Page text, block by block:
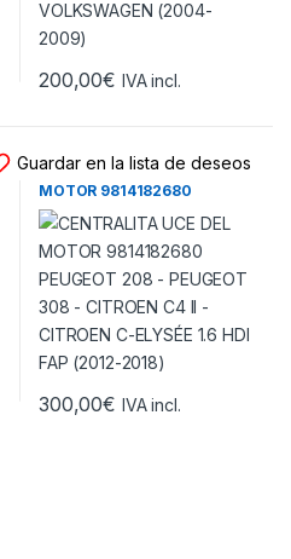
200,00€ IVA incl.
Guardar en la lista de deseos
CENTRALITA UCE DEL
MOTOR 9814182680
PEUGEOT 208 – PEUGEOT
308 – CITROEN C4 II –
CITROEN C-ELYSÉE 1.6 HDI
FAP (2012-2018)
300,00€ IVA incl.